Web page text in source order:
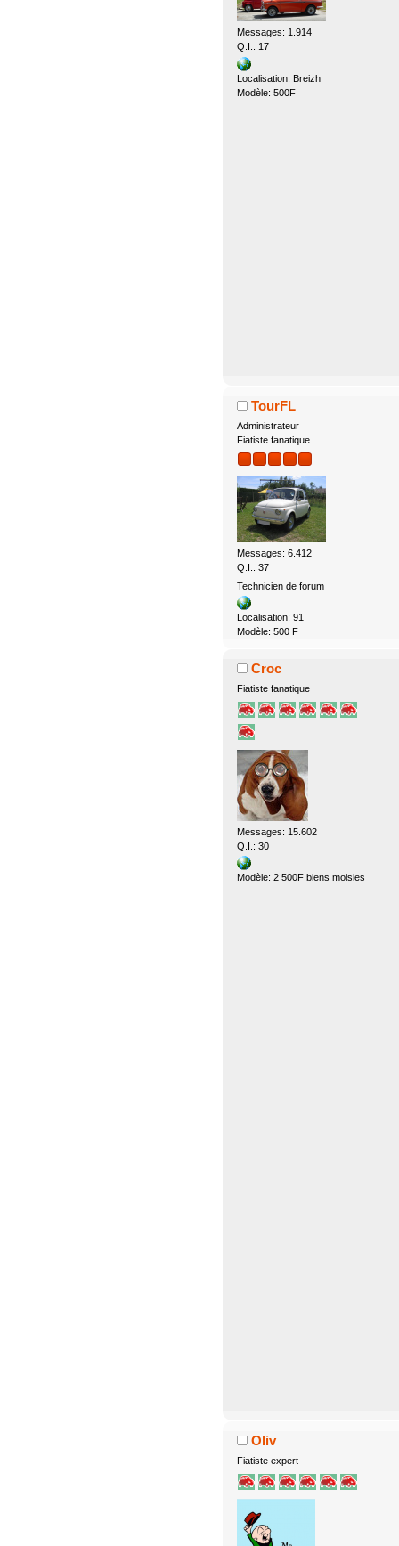
Messages: 1.914
Q.I.: 17
Localisation: Breizh
Modèle: 500F
TourFL
Administrateur
Fiatiste fanatique
Messages: 6.412
Q.I.: 37
Technicien de forum
Localisation: 91
Modèle: 500 F
Croc
Fiatiste fanatique
Messages: 15.602
Q.I.: 30
Modèle: 2 500F biens moisies
Oliv
Fiatiste expert